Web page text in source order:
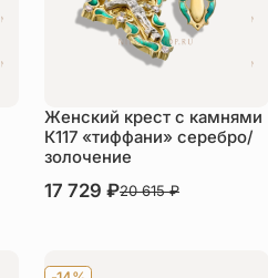
Женский крест с камнями
К117 «тиффани» серебро/
золочение
В наличии
17 729₽20 615₽